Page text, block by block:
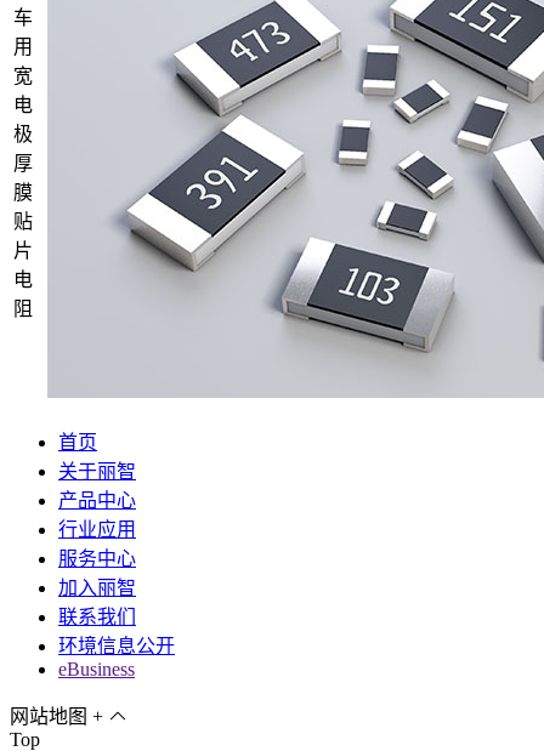
车
用
宽
电
极
厚
膜
贴
片
电
阻
首页
关于丽智
产品中心
行业应用
服务中心
加入丽智
联系我们
环境信息公开
eBusiness
网站地图 +
Top